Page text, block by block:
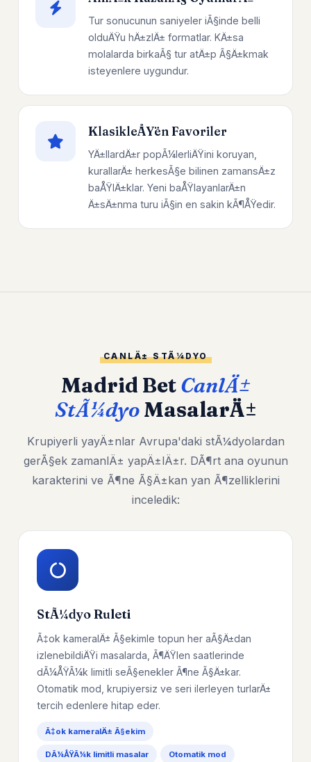
Tur sonucunun saniyeler iÃ§inde belli
olduÄŸu hÄ±zlÄ± formatlar. KÄ±sa
molalarda birkaÃ§ tur atÄ±p Ã§Ä±kmak
isteyenlere uygundur.
KlasikleÅŸen Favoriler
YÄ±llardÄ±r popÃ¼lerliÄŸini koruyan,
kurallarÄ± herkesÃ§e bilinen zamansÄ±z
baÅŸlÄ±klar. Yeni baÅŸlayanlarÄ±n
Ä±sÄ±nma turu iÃ§in en sakin kÃ¶ÅŸedir.
CANLÄ± STÃ¼DYO
Madrid BetCanlÄ±
StÃ¼dyoMasalarÄ±
Krupiyerli yayÄ±nlar Avrupa'daki stÃ¼dyolardan
gerÃ§ek zamanlÄ± yapÄ±lÄ±r. DÃ¶rt ana oyunun
karakterini ve Ã¶ne Ã§Ä±kan yan Ã¶zelliklerini
inceledik:
StÃ¼dyo Ruleti
Ã‡ok kameralÄ± Ã§ekimle topun her aÃ§Ä±dan
izlenebildiÄŸi masalarda, Ã¶ÄŸlen saatlerinde
dÃ¼ÅŸÃ¼k limitli seÃ§enekler Ã¶ne Ã§Ä±kar.
Otomatik mod, krupiyersiz ve seri ilerleyen turlarÄ±
tercih edenlere hitap eder.
Ã‡ok kameralÄ± Ã§ekim
DÃ¼ÅŸÃ¼k limitli masalar Otomatik mod